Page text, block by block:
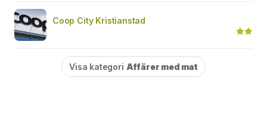
Coop City Kristianstad
Visa kategori Affärer med mat